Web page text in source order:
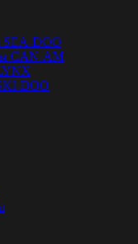
DOO
CAN-AM
DOO